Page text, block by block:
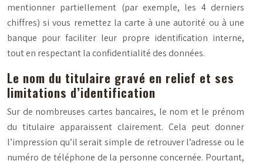
mentionner partiellement (par exemple, les 4 derniers
chiffres) si vous remettez la carte à une autorité ou à une
banque pour faciliter leur propre identification interne,
tout en respectant la confidentialité des données.
Le nom du titulaire gravé en relief et ses
limitations d’identification
Sur de nombreuses cartes bancaires, le nom et le prénom
du titulaire apparaissent clairement. Cela peut donner
l’impression qu’il serait simple de retrouver l’adresse ou le
numéro de téléphone de la personne concernée. Pourtant,